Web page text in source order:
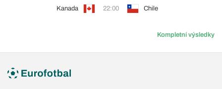
Kanada 22:00 Chile
Kompletní výsledky